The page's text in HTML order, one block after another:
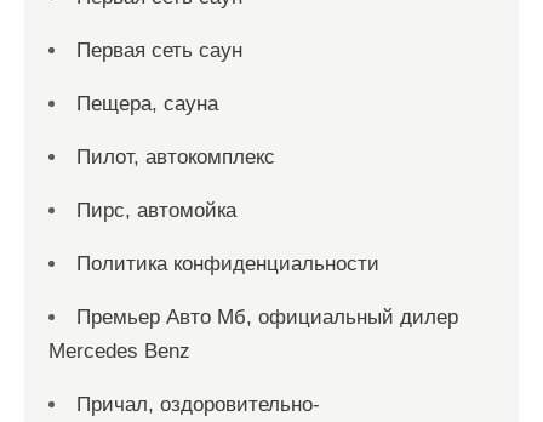
Первая сеть саун
Пещера, сауна
Пилот, автокомплекс
Пирс, автомойка
Политика конфиденциальности
Премьер Авто Мб, официальный дилер
Mercedes Benz
Причал, оздоровительно-